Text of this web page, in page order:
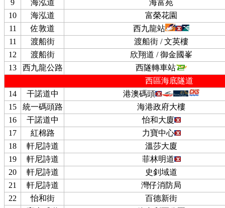
9
海泓道
海富苑
10
海泓道
富榮花園
11
佐敦道
西九龍站
11
渡船街
渡船街 / 文英樓
12
渡船街
欣翔道 / 御金國峯
13
西九龍公路
西隧轉車站
西區海底隧道
14
干諾道中
港澳碼頭
15
統一碼頭路
海港政府大樓
16
干諾道中
怡和大廈
17
紅棉路
力寶中心
18
軒尼詩道
溫莎大廈
19
軒尼詩道
菲林明道
20
軒尼詩道
史釗域道
21
軒尼詩道
灣仔消防局
22
怡和街
百德新街